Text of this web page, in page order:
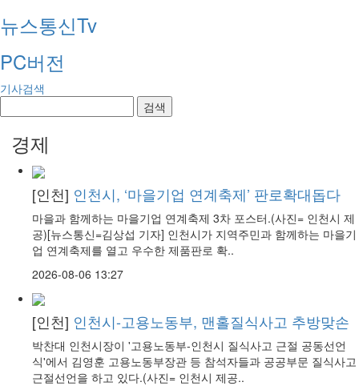
뉴스통신Tv
PC버전
기사검색
검색
경제
[인천] 인천시, ‘마을기업 연계축제’ 판로확대돕다
마을과 함께하는 마을기업 연계축제 3차 포스터.(사진= 인천시 제
공)[뉴스통신=김상섭 기자] 인천시가 지역주민과 함께하는 마을기
업 연계축제를 열고 우수한 제품판로 확..
2026-08-06 13:27
[인천] 인천시-고용노동부, 맨홀질식사고 추방맞손
박찬대 인천시장이 '고용노동부-인천시 질식사고 근절 공동선언
식'에서 김영훈 고용노동부장관 등 참석자들과 공공부문 질식사고
근절선언을 하고 있다.(사진= 인천시 제공..